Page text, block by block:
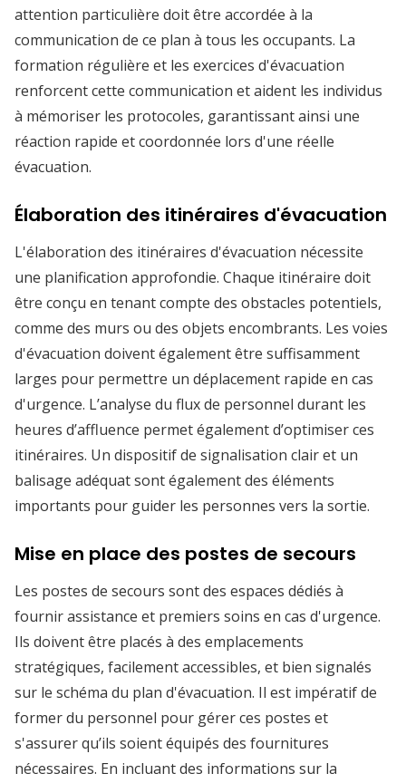
attention particulière doit être accordée à la
communication de ce plan à tous les occupants. La
formation régulière et les exercices d'évacuation
renforcent cette communication et aident les individus
à mémoriser les protocoles, garantissant ainsi une
réaction rapide et coordonnée lors d'une réelle
évacuation.
Élaboration des itinéraires d'évacuation
L'élaboration des itinéraires d'évacuation nécessite
une planification approfondie. Chaque itinéraire doit
être conçu en tenant compte des obstacles potentiels,
comme des murs ou des objets encombrants. Les voies
d'évacuation doivent également être suffisamment
larges pour permettre un déplacement rapide en cas
d'urgence. L’analyse du flux de personnel durant les
heures d’affluence permet également d’optimiser ces
itinéraires. Un dispositif de signalisation clair et un
balisage adéquat sont également des éléments
importants pour guider les personnes vers la sortie.
Mise en place des postes de secours
Les postes de secours sont des espaces dédiés à
fournir assistance et premiers soins en cas d'urgence.
Ils doivent être placés à des emplacements
stratégiques, facilement accessibles, et bien signalés
sur le schéma du plan d'évacuation. Il est impératif de
former du personnel pour gérer ces postes et
s'assurer qu’ils soient équipés des fournitures
nécessaires. En incluant des informations sur la